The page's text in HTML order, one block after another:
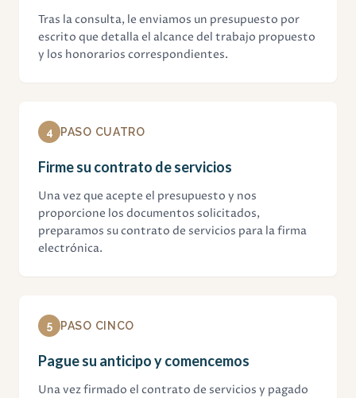
Tras la consulta, le enviamos un presupuesto por
escrito que detalla el alcance del trabajo propuesto
y los honorarios correspondientes.
4 PASO CUATRO
Firme su contrato de servicios
Una vez que acepte el presupuesto y nos
proporcione los documentos solicitados,
preparamos su contrato de servicios para la firma
electrónica.
5 PASO CINCO
Pague su anticipo y comencemos
Una vez firmado el contrato de servicios y pagado